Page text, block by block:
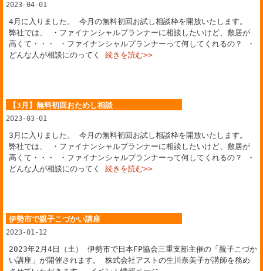
2023-04-01
4月に入りました。 今月の無料初回お試し相談枠を開放いたします。
弊社では、 ・ファイナンシャルプランナーに相談したいけど、敷居が
高くて・・・ ・ファイナンシャルプランナーって何してくれるの？ ・
どんな人が相談にのってく 続きを読む>>
【3月】無料初回おためし相談
2023-03-01
3月に入りました。 今月の無料初回お試し相談枠を開放いたします。
弊社では、 ・ファイナンシャルプランナーに相談したいけど、敷居が
高くて・・・ ・ファイナンシャルプランナーって何してくれるの？ ・
どんな人が相談にのってく 続きを読む>>
伊勢市で親子こづかい講座
2023-01-12
2023年2月4日（土） 伊勢市で日本FP協会三重支部主催の「親子こづか
い講座」が開催されます。 株式会社アストの生川奈美子が講師を務め